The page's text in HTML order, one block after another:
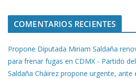
COMENTARIOS RECIENTES
Propone Diputada Miriam Saldaña
para frenar fugas en CDMX - Partido
Saldaña Cháirez propone urgente, ante